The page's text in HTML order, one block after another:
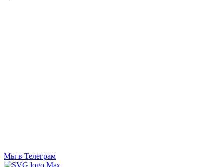
Мы в Телеграм